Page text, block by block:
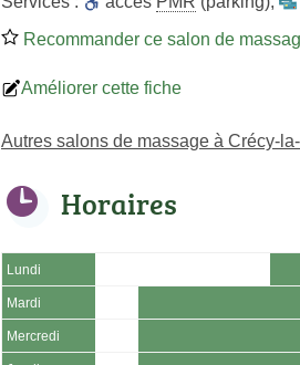
Recommander ce salon de
Améliorer cette fiche
Autres salons de massage à Crécy-
Horaires
Lundi
Mardi
Mercredi